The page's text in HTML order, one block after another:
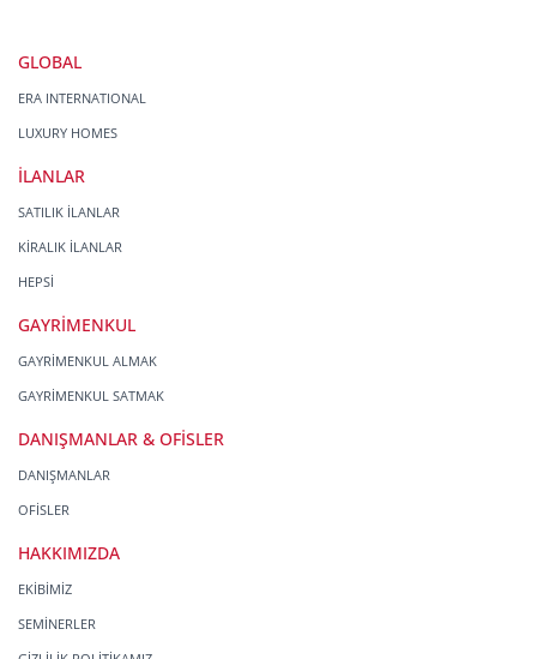
GLOBAL
ERA INTERNATIONAL
LUXURY HOMES
İLANLAR
SATILIK İLANLAR
KİRALIK İLANLAR
HEPSİ
GAYRİMENKUL
GAYRİMENKUL ALMAK
GAYRİMENKUL SATMAK
DANIŞMANLAR & OFİSLER
DANIŞMANLAR
OFİSLER
HAKKIMIZDA
EKİBİMİZ
SEMİNERLER